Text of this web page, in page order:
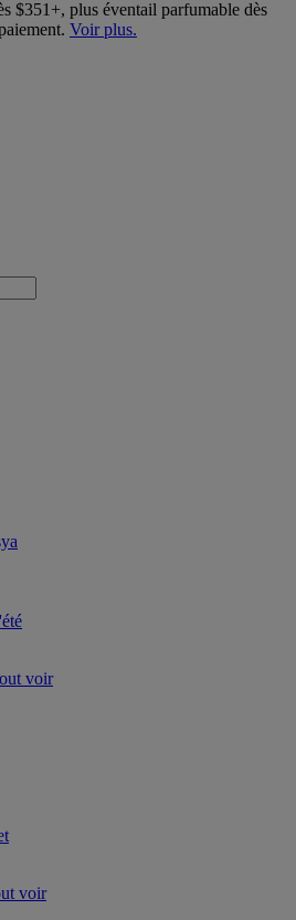
$351+, plus éventail parfumable dès
Voir plus.
voir
voir